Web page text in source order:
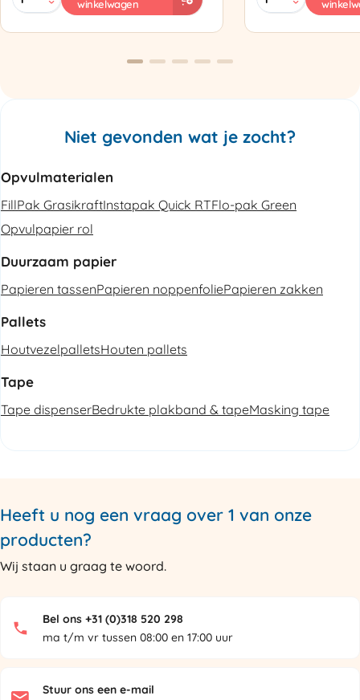
PAK'R
Refurbished
winkelwagen
ZP97
aantal
Niet gevonden wat je zocht?
Opvulmaterialen
FillPak GrasikraftInstapak Quick RTFlo-pak Green
Opvulpapier rol
Duurzaam papier
Papieren tassenPapieren noppenfoliePapieren zakken
Pallets
HoutvezelpalletsHouten pallets
Tape
Tape dispenserBedrukte plakband & tapeMasking tape
Heeft u nog een vraag over 1 van onze
producten?
Wij staan u graag te woord.
Bel ons +31 (0)318 520 298
ma t/m vr tussen 08:00 en 17:00 uur
Stuur ons een e-mail